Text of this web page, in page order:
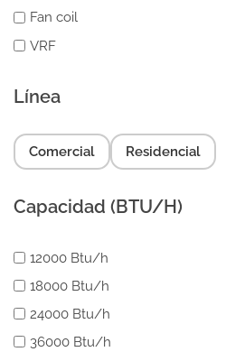
Fan coil
VRF
Línea
Comercial Residencial
Capacidad (BTU/H)
12000 Btu/h
18000 Btu/h
24000 Btu/h
36000 Btu/h